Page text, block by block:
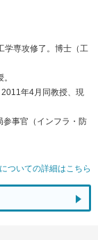
学専攻修了。博士（工
年4月同教授、現
事官（インフラ・防
ついての詳細はこちら